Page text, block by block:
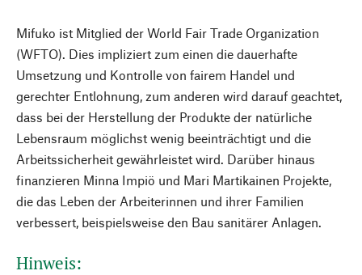
Mifuko ist Mitglied der World Fair Trade Organization
(WFTO). Dies impliziert zum einen die dauerhafte
Umsetzung und Kontrolle von fairem Handel und
gerechter Entlohnung, zum anderen wird darauf geachtet,
dass bei der Herstellung der Produkte der natürliche
Lebensraum möglichst wenig beeinträchtigt und die
Arbeitssicherheit gewährleistet wird. Darüber hinaus
finanzieren Minna Impiö und Mari Martikainen Projekte,
die das Leben der Arbeiterinnen und ihrer Familien
verbessert, beispielsweise den Bau sanitärer Anlagen.
Hinweis: